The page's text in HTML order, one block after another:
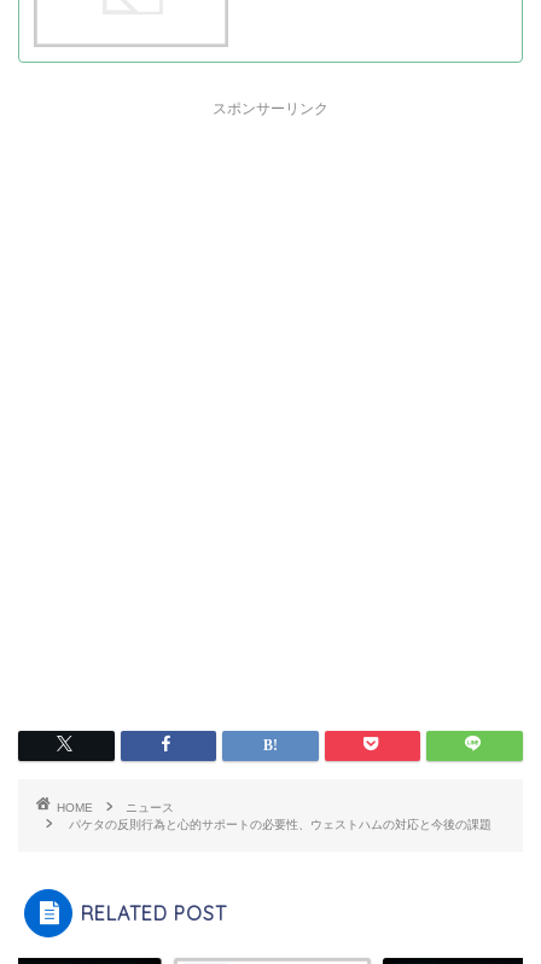
スポンサーリンク
HOME
ニュース
パケタの反則行為と心的サポートの必要性、ウェストハムの対応と今後の課題
RELATED POST